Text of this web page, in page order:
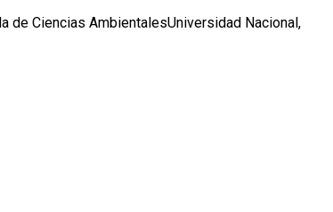
de Ciencias AmbientalesUniversidad Nacional,